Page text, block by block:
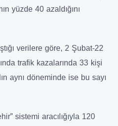
yüzde 40 azaldığını
verilere göre, 2 Şubat-22
trafik kazalarında 33 kişi
aynı döneminde ise bu sayı
sistemi aracılığıyla 120